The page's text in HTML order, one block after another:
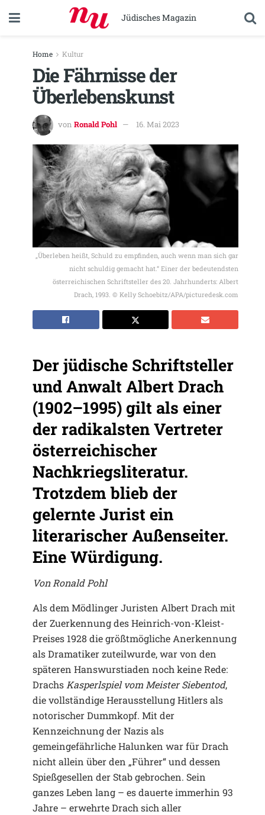
Jüdisches Magazin
Home Kultur
Die Fährnisse der
Überlebenskunst
von Ronald Pohl 16. Mai 2023
„Überleben heißt, Schuld zu empfinden, auch wenn man sich gar
nicht schuldig gemacht hat.“ Einer der bedeutendsten
österreichischen Schriftsteller des 20. Jahrhunderts: Albert
Drach, 1993. © Kelly Schoebitz/APA/picturedesk.com
Der jüdische Schriftsteller
und Anwalt Albert Drach
(1902–1995) gilt als einer
der radikalsten Vertreter
österreichischer
Nachkriegsliteratur.
Trotzdem blieb der
gelernte Jurist ein
literarischer Außenseiter.
Eine Würdigung.
Von Ronald Pohl
Als dem Mödlinger Juristen Albert Drach mit
der Zuerkennung des Heinrich-von-Kleist-
Preises 1928 die größtmögliche Anerkennung
als Dramatiker zuteilwurde, war von den
späteren Hanswurstiaden noch keine Rede:
Drachs Kasperlspiel vom Meister Siebentod,
die vollständige Herausstellung Hitlers als
notorischer Dummkopf. Mit der
Kennzeichnung der Nazis als
gemeingefährliche Halunken war für Drach
nicht allein über den „Führer“ und dessen
Spießgesellen der Stab gebrochen. Sein
ganzes Leben lang – es dauerte immerhin 93
Jahre – erwehrte Drach sich aller